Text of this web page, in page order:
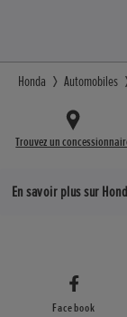
Honda Automobiles
Trouvez un
En savoir plus sur
Facebook